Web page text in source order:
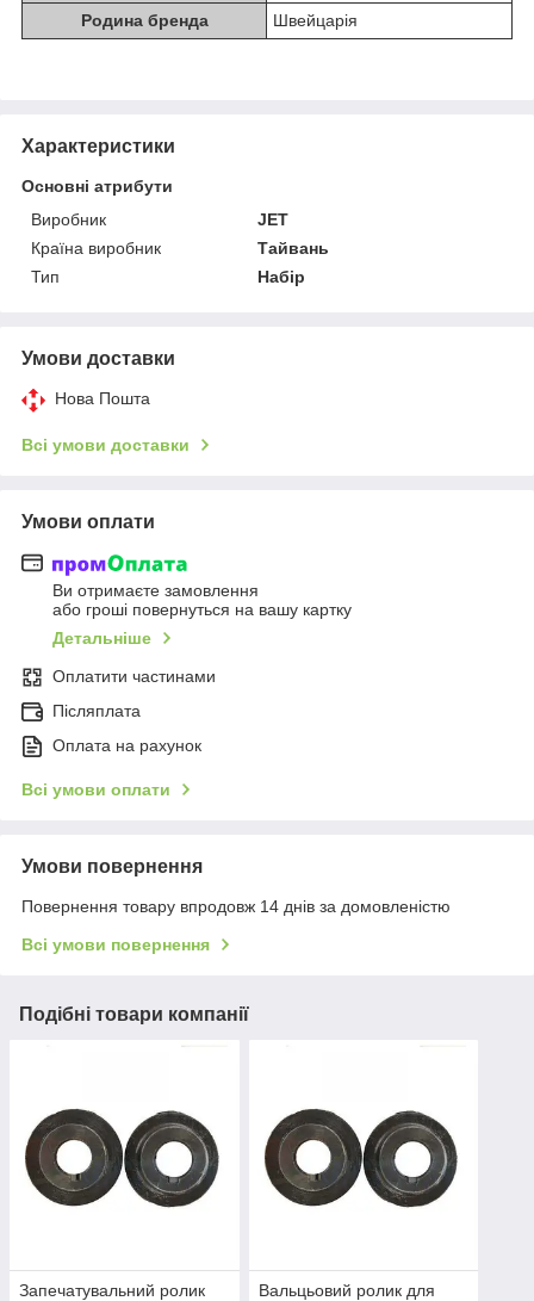
Родина бренда
Швейцарія
Характеристики
Основні атрибути
Виробник
JET
Країна виробник
Тайвань
Тип
Набір
Умови доставки
Нова Пошта
Всі умови доставки
Умови оплати
Ви отримаєте замовлення
або гроші повернуться на вашу картку
Детальніше
Оплатити частинами
Післяплата
Оплата на рахунок
Всі умови оплати
Умови повернення
Повернення товару впродовж 14 днів за домовленістю
Всі умови повернення
Подібні товари компанії
Запечатувальний ролик
Вальцьовий ролик для